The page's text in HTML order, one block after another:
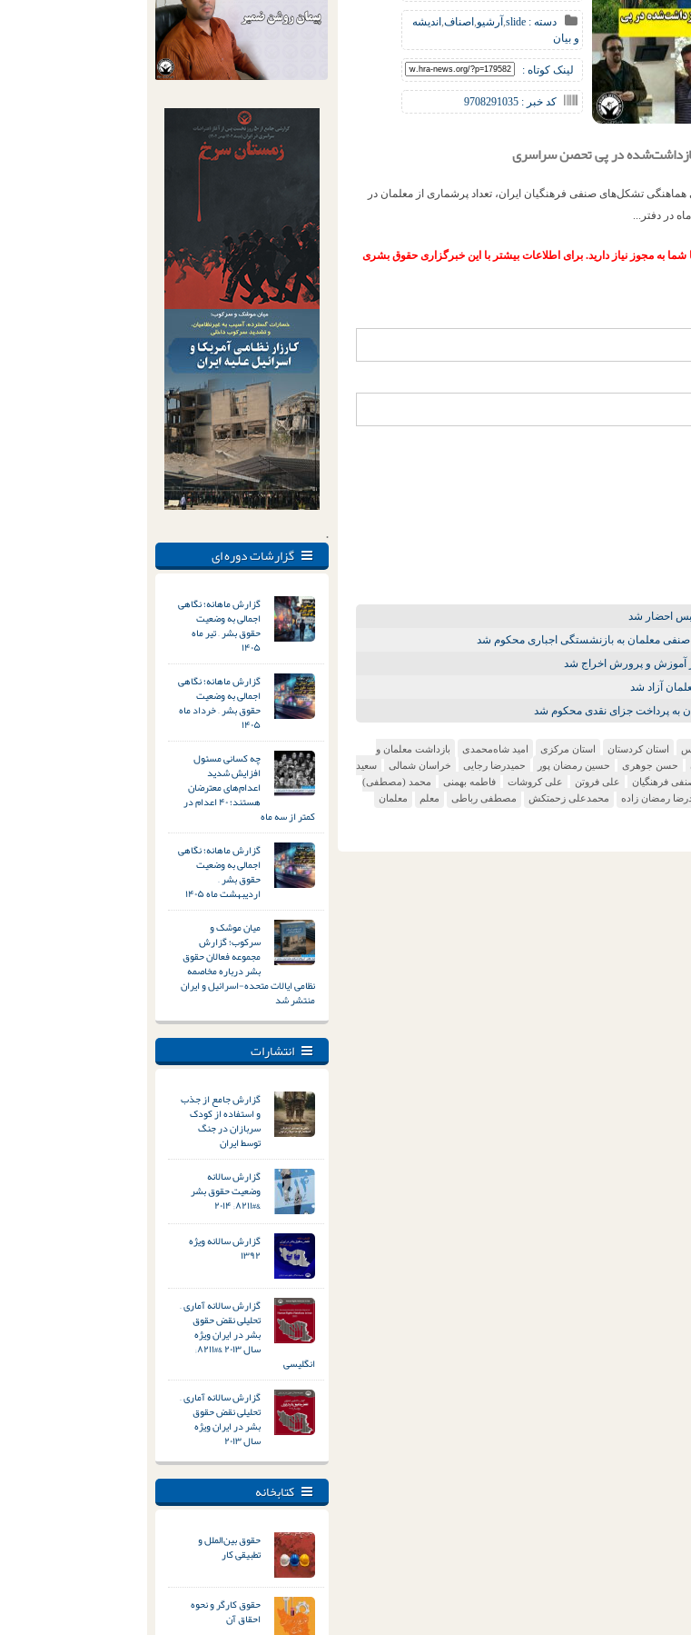
.
گزارشات دوره ای
گزارش ماهانه؛ نگاهی
اجمالی به وضعیت
حقوق بشر – تیر ماه
۱۴۰۵
گزارش ماهانه؛ نگاهی
اجمالی به وضعیت
حقوق بشر – خرداد ماه
۱۴۰۵
چه کسانی مسئول
افزایش شدید
اعدام‌های معترضان
هستند؛ ۴۰ اعدام در
کمتر از سه ماه
گزارش ماهانه؛ نگاهی
اجمالی به وضعیت
حقوق بشر –
اردیبهشت ماه ۱۴۰۵
میان موشک و
سرکوب؛ گزارش
مجموعه فعالان حقوق
بشر درباره مخاصمه
نظامی ایالات متحده-اسرائیل و ایران
منتشر شد
انتشارات
گزارش جامع از جذب
و استفاده از کودک
سربازان در جنگ
توسط ایران
گزارش سالانه
وضعیت حقوق بشر
&#۸۲۱۱; ۲۰۱۴
گزارش سالانه ویژه
۱۳۹۲
گزارش سالانه آماری –
تحلیلی نقض حقوق
بشر در ایران ویژه
سال ۲۰۱۳ &#۸۲۱۱;
انگلیسی
گزارش سالانه آماری –
تحلیلی نقض حقوق
بشر در ایران ویژه
سال ۲۰۱۳
کتابخانه
حقوق بین‌الملل و
تطبیقی کار
حقوق کارگر و نحوه
احقاق آن
دسته : slide
,آرشیو,اصناف,اندیشه
و بیان
لینک کوتاه :
کد خبر : 9708291035
در پی تحصن سراسری
تشکل‌های صنفی فرهنگیان ایران، تعداد پرشماری از معلمان در
به مجوز نیاز دارید. برای اطلاعات بیشتر با این خبرگزاری حقوق بشری
احضار شد
معلمان به بازنشستگی اجباری محکوم شد
آموزش‌ و پرورش اخراج شد
آزاد شد
به پرداخت جزای نقدی محکوم شد
استان کردستان استان مرکزی امید شاه‌محمدی
بازداشت معلمان و
حسن جوهری حسین رمضان پور حمیدرضا رجایی خراسان شمالی
سعید
فرهنگیان علی فروتن علی کروشات فاطمه بهمنی
محمد (مصطفی)
رمضان زاده محمدعلی زحمتکش مصطفی رباطی معلم معلمان